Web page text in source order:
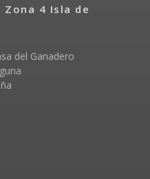
Zona 4 Isla de
del Ganadero